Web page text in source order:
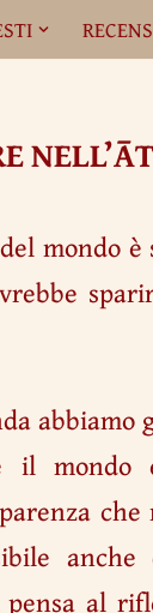
mondo
mondo
pensa al